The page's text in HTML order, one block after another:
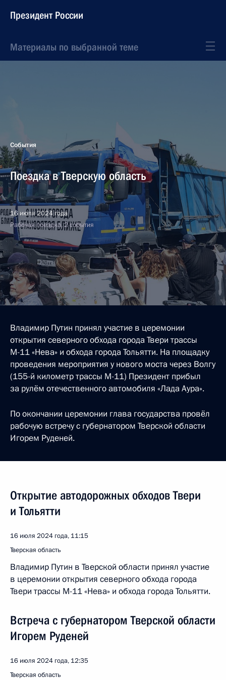
Президент России
Материалы по выбранной теме
События
Поездка в Тверскую область
16 июля 2024 года
Рабочая поездка, 2 события
Владимир Путин принял участие в церемонии
открытия северного обхода города Твери трассы
М-11 «Нева» и обхода города Тольятти. На площадку
проведения мероприятия у нового моста через Волгу
(155-й километр трассы М-11) Президент прибыл
за рулём отечественного автомобиля «Лада Аура».
По окончании церемонии глава государства провёл
рабочую встречу с губернатором Тверской области
Игорем Руденей.
Открытие автодорожных обходов Твери
и Тольятти
16 июля 2024 года, 11:15
Тверская область
Владимир Путин в Тверской области принял участие
в церемонии открытия северного обхода города
Твери трассы М-11 «Нева» и обхода города Тольятти.
Встреча с губернатором Тверской области
Игорем Руденей
16 июля 2024 года, 12:35
Тверская область